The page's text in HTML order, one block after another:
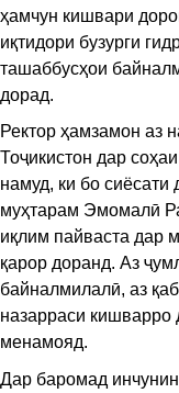
ҳамчун кишвари
иқтидори бузурги
ташаббусҳои
дорад.
Ректор ҳамзамон аз
Тоҷикистон дар
намуд, ки бо
муҳтарам Эмомалӣ
иқлим пайваста дар
қарор доранд. Аз
байналмилалӣ, аз
назарраси кишварро
менамояд.
Дар баромад инчунин